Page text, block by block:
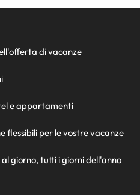
di vacanze
e appartamenti
flessibili per le vostre vacanze
giorno, tutti i giorni dell'anno